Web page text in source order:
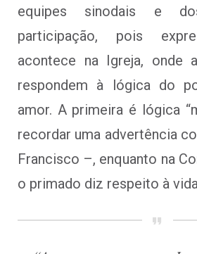
equipes sinodais e
participação, pois
acontece na Igreja, onde
respondem à lógica do
amor. A primeira é lógica
recordar uma advertência
Francisco –, enquanto na
o primado diz respeito à